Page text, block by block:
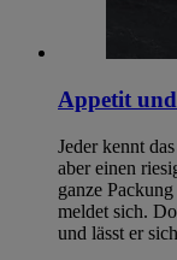
Appetit
Jeder kennt
aber einen
ganze
meldet sich.
und lässt er